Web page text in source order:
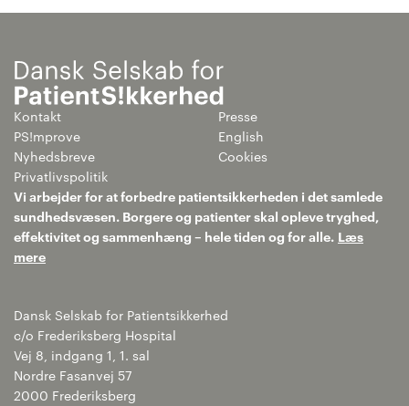
Kontakt
Presse
PS!mprove
English
Nyhedsbreve
Cookies
Privatlivspolitik
Vi arbejder for at forbedre patientsikkerheden i det samlede
sundhedsvæsen. Borgere og patienter skal opleve tryghed,
effektivitet og sammenhæng – hele tiden og for alle. Læs
mere
Dansk Selskab for Patientsikkerhed
c/o Frederiksberg Hospital
Vej 8, indgang 1, 1. sal
Nordre Fasanvej 57
2000 Frederiksberg